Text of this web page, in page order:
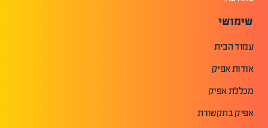
שימושי
עמוד הבית
אודות אפיק
מכללת אפיק
אפיק בתקשורת